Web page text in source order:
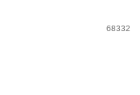
68332